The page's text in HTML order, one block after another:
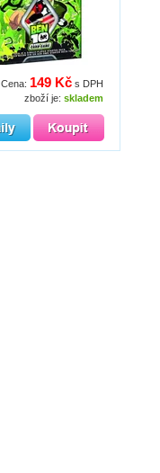
Cena: 149 Kčs DPH
zboží je: skladem